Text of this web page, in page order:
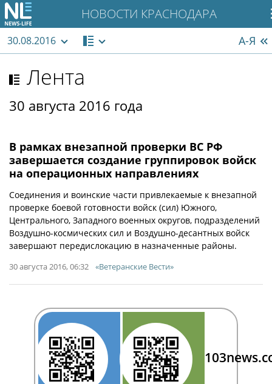
НОВОСТИ КРАСНОДАРА
30.08.2016 А-Я
Лента
30 августа 2016 года
В рамках внезапной проверки ВС РФ
завершается создание группировок войск
на операционных направлениях
Соединения и воинские части привлекаемые к внезапной
проверке боевой готовности войск (сил) Южного,
Центрального, Западного военных округов, подразделений
Воздушно-космических сил и Воздушно-десантных войск
завершают передислокацию в назначенные районы.
30 августа 2016, 06:32 «Ветеранские Вести»